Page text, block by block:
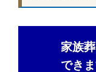
家族
でき